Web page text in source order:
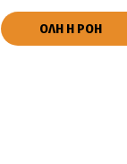
ΟΛΗ Η ΡΟΗ